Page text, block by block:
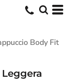
Body Fit